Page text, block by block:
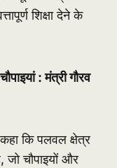
शिक्षा देने के
: मंत्री गौरव
कि पलवल क्षेत्र
जो चौपाइयों और